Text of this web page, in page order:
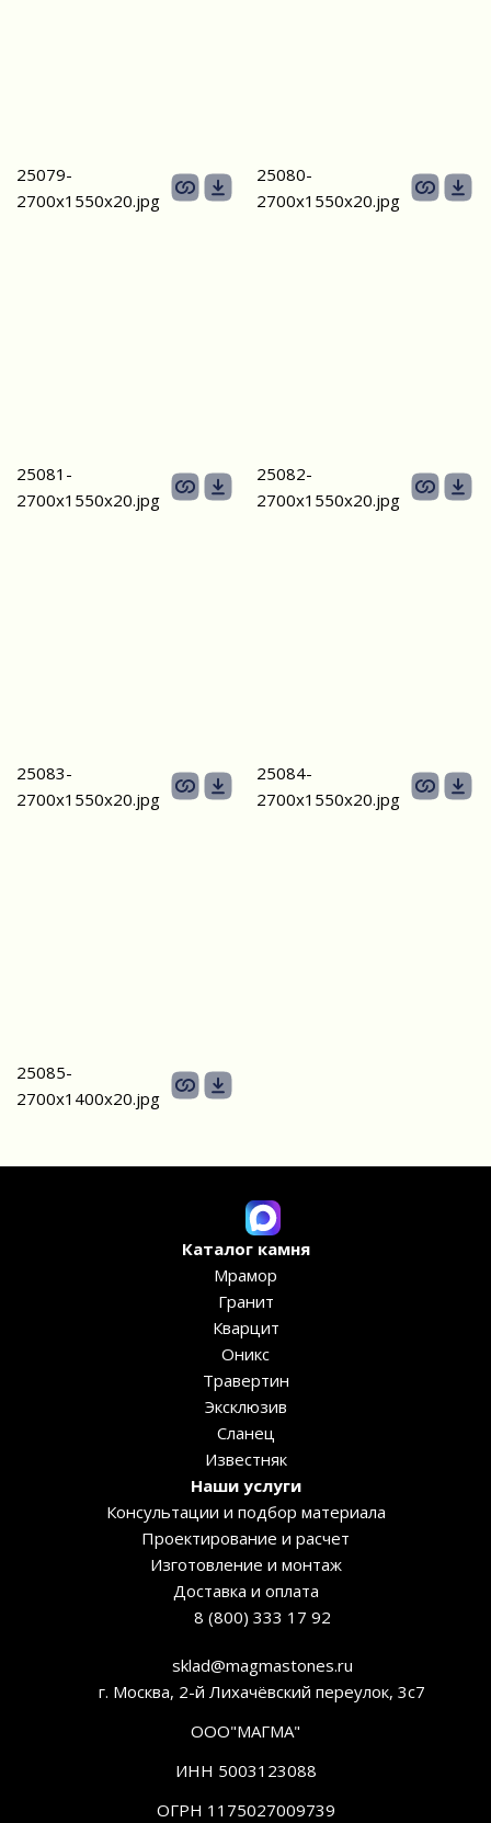
25079-
2700х1550x20.jpg
25080-
2700х1550x20.jpg
25081-
2700х1550x20.jpg
25082-
2700х1550x20.jpg
25083-
2700х1550x20.jpg
25084-
2700х1550x20.jpg
25085-
2700х1400x20.jpg
Каталог камня
Мрамор
Гранит
Кварцит
Оникс
Травертин
Эксклюзив
Сланец
Известняк
Наши услуги
Консультации и подбор материала
Проектирование и расчет
Изготовление и монтаж
Доставка и оплата
8 (800) 333 17 92
sklad@magmastones.ru
ООО"МАГМА"
ИНН 5003123088
г. Москва, 2-й Лихачёвский переулок, 3с7
ОГРН 1175027009739